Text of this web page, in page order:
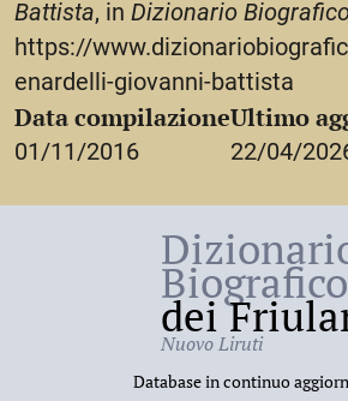
M. Bernardelli,Un pittore
giuliano: Giovanni Battista
(2006), 55-62.
Battista, in Dizionario
https://
enardelli-giovanni-battista
Data compilazione
01/11/2016
Ultimo
22/04/
Biografico
dei
Nuovo Liruti
Database in continuo